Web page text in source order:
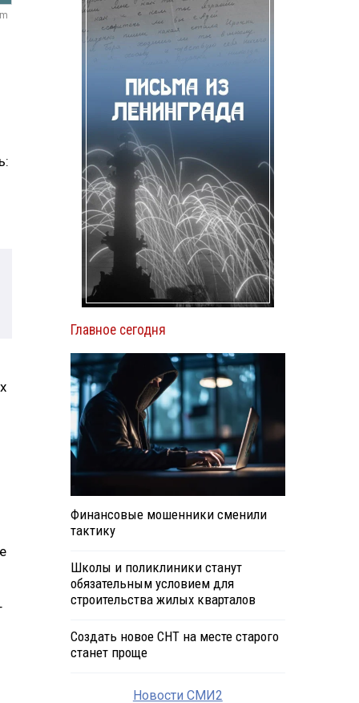
Главное сегодня
Финансовые мошенники сменили
тактику
Школы и поликлиники станут
обязательным условием для
строительства жилых кварталов
Создать новое СНТ на месте старого
станет проще
Новости СМИ2